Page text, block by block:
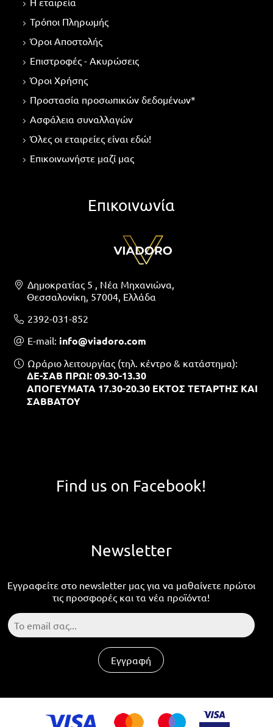
Τρόποι Πληρωμής
Όροι Αποστολής
Επιστροφές - Ακυρώσεις
Όροι Χρήσης
Προστασία προσωπικών δεδομένων*
Ασφάλεια συναλλαγών
Όλες οι εταιρείες είναι εδώ!
Επικοινωνήστε μαζί μας
Επικοινωνία
Δημοκρατίας 5 , Νέα Μηχανιώνα,
Θεσσαλονίκη, 57004, Ελλάδα
2392-031-852
Ε-mail: info@viadoro.com
Ωράριο λειτουργίας (τηλ. κέντρο & κατάστημα):
ΔΕ-ΣΑΒ ΠΡΩΙ: 09.30-13.30
ΑΠΟΓΕΥΜΑΤΑ 17.30-20.30 ΕΚΤΟΣ ΤΕΤΑΡΤΗΣ ΚΑΙ
ΣΑΒΒΑΤΟΥ
Find us on Facebook!
Newsletter
Εγγραφείτε στο newsletter μας για να μαθαίνετε πρώτοι
τις προσφορές και τα νέα προϊόντα!
Εγγραφή